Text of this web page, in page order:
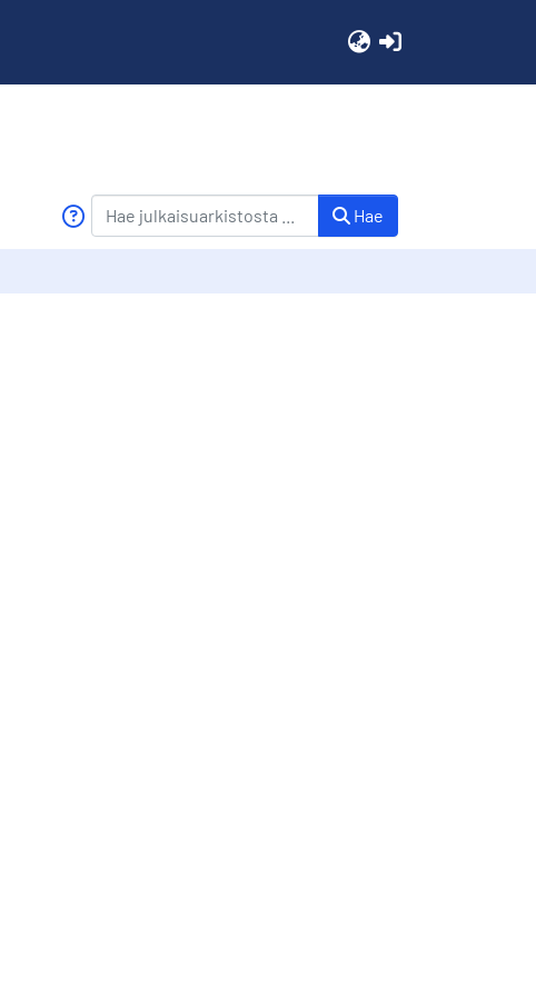
Hae